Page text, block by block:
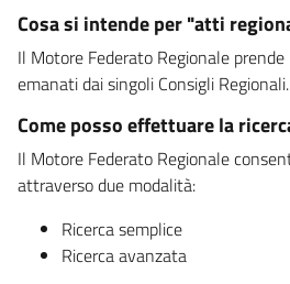
Cosa si intende per "atti
Il Motore Federato Regionale
emanati dai singoli Consigli Regionali.
Come posso effettuare la
Il Motore Federato Regionale
attraverso due modalità:
Ricerca semplice
Ricerca avanzata